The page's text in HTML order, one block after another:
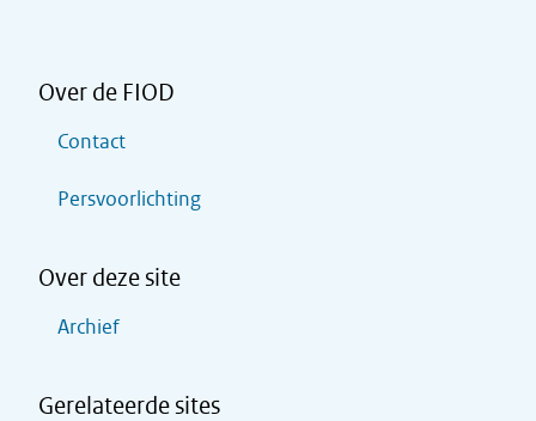
Over de FIOD
Contact
Persvoorlichting
Over deze site
Archief
Gerelateerde sites